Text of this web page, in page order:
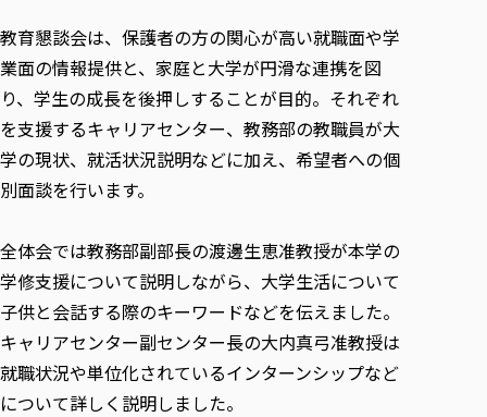
学びの特徴
ICT教育
初年次教育（リエゾンゼミⅠ）
実学臨床教育（総合福祉学部のみ履修可能）
教育実践活動（教育学科学生のみ受講可能）
教員紹介・業績
学びのサポート
学びのサポート
学費（学部学科）
宿舎の紹介
学生生活サポート
学生自主活動支援
社会人学生の育児支援（一時預かり）
学生総合補償制度
東北福祉大学オープンアクセス方針
各種社会貢献活動の窓口
伝承講座「311『伝える／備える』次世代塾」
JICA草の根技術協力事業
被災地の子ども支援活動
自治体・団体等との主な協定
研究所について
研究者のご紹介
Universal Passport
教育懇談会は、保護者の方の関心が高い就職面や学
業面の情報提供と、家庭と大学が円滑な連携を図
り、学生の成長を後押しすることが目的。それぞれ
を支援するキャリアセンター、教務部の教職員が大
学の現状、就活状況説明などに加え、希望者への個
別面談を行います。
全体会では教務部副部長の渡邊生恵准教授が本学の
学修支援について説明しながら、大学生活について
子供と会話する際のキーワードなどを伝えました。
キャリアセンター副センター長の大内真弓准教授は
就職状況や単位化されているインターンシップなど
について詳しく説明しました。